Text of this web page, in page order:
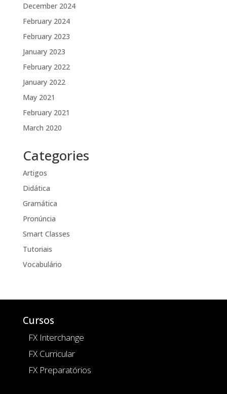
December 2024
February 2024
February 2023
January 2023
February 2022
January 2022
May 2021
February 2021
March 2020
Categories
Artigos
Didática
Gramática
Pronúncia
Smart Classes
Tutoriais
Vocabulário
Cursos
FX Interchange
FX Curricular
FX Preparatórios